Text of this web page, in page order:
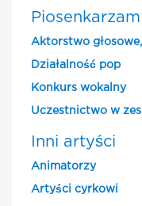
Piosenkarzam
Aktorstwo
Działalność pop
Konkurs wokalny
Uczestnictwo w
Inni artyści
Animatorzy
Artyści cyrkowi